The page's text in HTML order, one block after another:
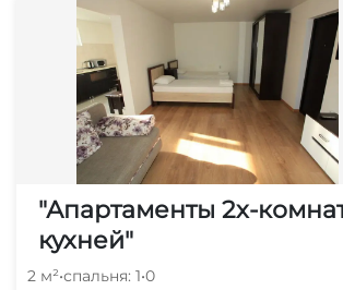
"Апартаменты 2х-
кухней"
2 м²•спальня: 1•0